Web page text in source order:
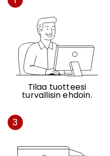
Tilaa tuotteesi
turvallisin ehdoin.
3